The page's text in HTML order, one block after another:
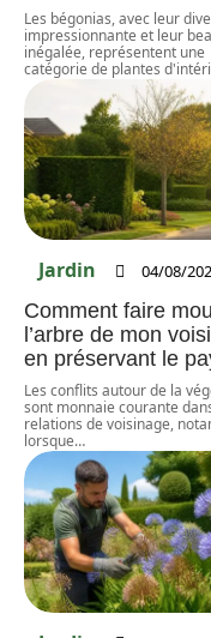
Les bégonias, avec leur
impressionnante et leur
inégalée, représentent une
catégorie de plantes
Jardin 04/08/
Comment faire
l’arbre de mon
en préservant le
Les conflits autour de la
sont monnaie courante
relations de voisinage,
lorsque…